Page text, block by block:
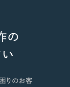
の
りのお客